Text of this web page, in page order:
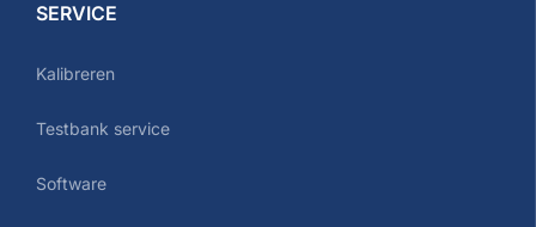
SERVICE
Kalibreren
Testbank service
Software